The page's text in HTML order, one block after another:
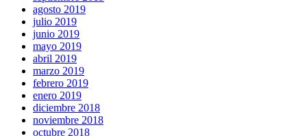
agosto 2019
julio 2019
junio 2019
mayo 2019
abril 2019
marzo 2019
febrero 2019
enero 2019
diciembre 2018
noviembre 2018
octubre 2018